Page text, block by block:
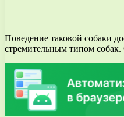
Поведение таковой собаки
стремительным типом собак.